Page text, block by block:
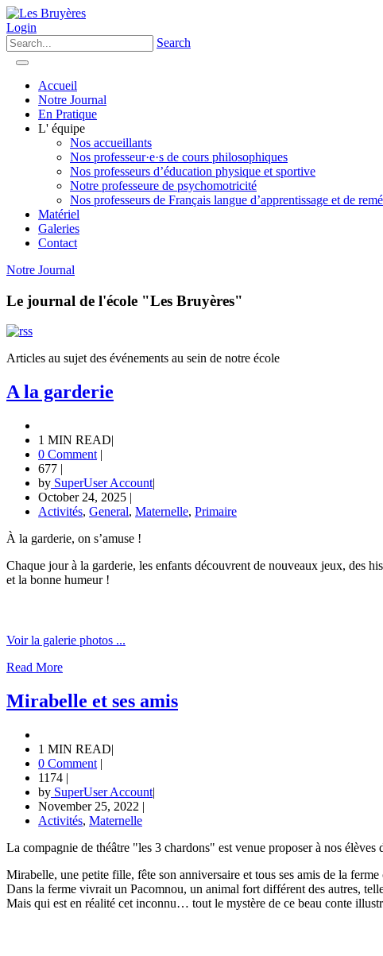
Login
Search
Accueil
Notre Journal
En Pratique
L' équipe
Nos accueillants
Nos professeur·e·s de cours philosophiques
Nos professeurs d’éducation physique et sportive
Notre professeure de psychomotricité
Nos professeurs de Français langue d’apprentissage et de
Matériel
Galeries
Contact
Notre Journal
Le journal de l'école "Les Bruyères"
Articles au sujet des événements au sein de notre école
A la garderie
1 MIN READ|
0 Comment |
677 |
by SuperUser Account|
October 24, 2025 |
Activités, General, Maternelle, Primaire
À la garderie, on s’amuse !
Chaque jour à la garderie, les enfants découvrent de nouveaux jeux, des
et la bonne humeur !
Voir la galerie photos ...
Read More
Mirabelle et ses amis
1 MIN READ|
0 Comment |
1174 |
by SuperUser Account|
November 25, 2022 |
Activités, Maternelle
La compagnie de théâtre "les 3 chardons" est venue proposer à nos
Mirabelle, une petite fille, fête son anniversaire et tous ses amis de la
Dans la ferme vivrait un Pacomnou, un animal fort différent des autres,
Mais qui est en réalité cet inconnu… tout le mystère de ce beau conte